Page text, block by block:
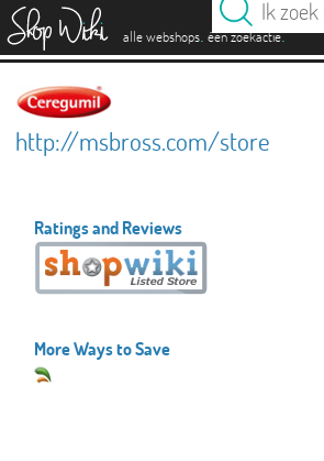
alle webshops. één zoekactie.
http://msbross.com/store
Ratings and Reviews
More Ways to Save